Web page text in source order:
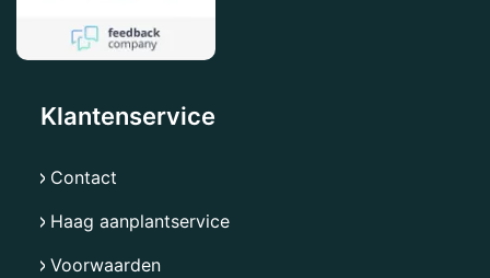
Klantenservice
Contact
Haag aanplantservice
Voorwaarden